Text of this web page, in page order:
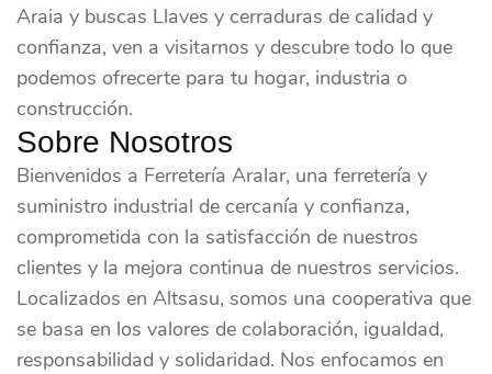
Araia y buscas Llaves y cerraduras de calidad y
confianza, ven a visitarnos y descubre todo lo que
podemos ofrecerte para tu hogar, industria o
construcción.
Sobre Nosotros
Bienvenidos a Ferretería Aralar, una ferretería y
suministro industrial de cercanía y confianza,
comprometida con la satisfacción de nuestros
clientes y la mejora continua de nuestros servicios.
Localizados en Altsasu, somos una cooperativa que
se basa en los valores de colaboración, igualdad,
responsabilidad y solidaridad. Nos enfocamos en